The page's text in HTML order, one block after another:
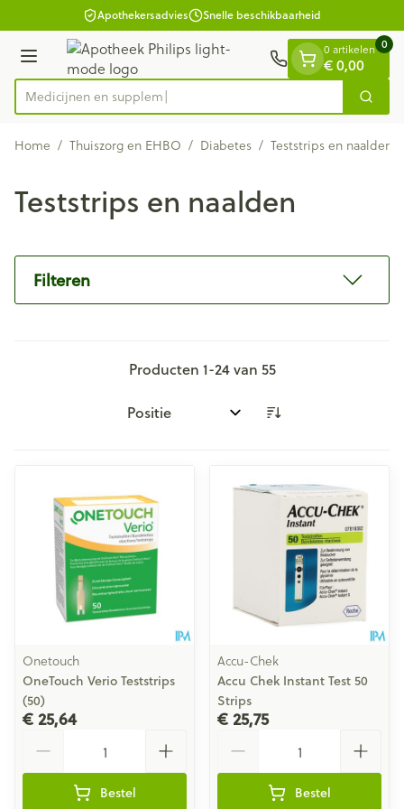
Ga naar de inhoudApothekersadvies Snelle beschikbaarheid
Menu
Product, merk, categorie...
M Zoek
0 artikelen
€ 0,00
0
Home / Thuiszorg en EHBO / Diabetes / Teststrips en naalden
Teststrips en naalden
Filteren
Producten 1-24van 55
Sorteer op:
Onetouch
OneTouch Verio Teststrips
(50)
€ 25,64
Bestel
Accu-Chek
Accu Chek Instant Test 50
Strips
€ 25,75
Bestel